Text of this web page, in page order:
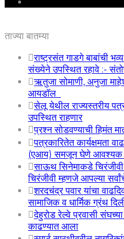
ताज्या बातम्या
राष्ट्रसंत गाडगे बाबांची
संख्येने उपस्थित रहावे :-
ऋतुजा सोमाणी, अनुजा
आयडॉल
सेलू येथील राज्यस्तरीय
उपस्थित राहणार
प्रश्न सोडवण्याची हिमंत
पत्रकारितेत कार्यक्षमता
(एआय) समजून घेणे आवश्यक
साऊथ सिनेमाकडे चिरंजीवी
चिरंजीवी म्हणजे आपल्या
शरदचंद्र पवार यांचा
सामाजिक व धार्मिक ग्रंथ
देहुरोड रेल्वे प्रवासी
काढण्यात आला